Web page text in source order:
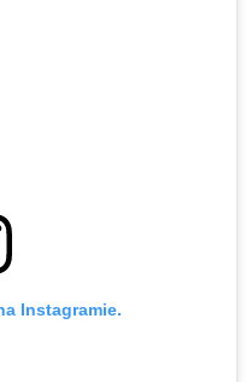
Instagramie.